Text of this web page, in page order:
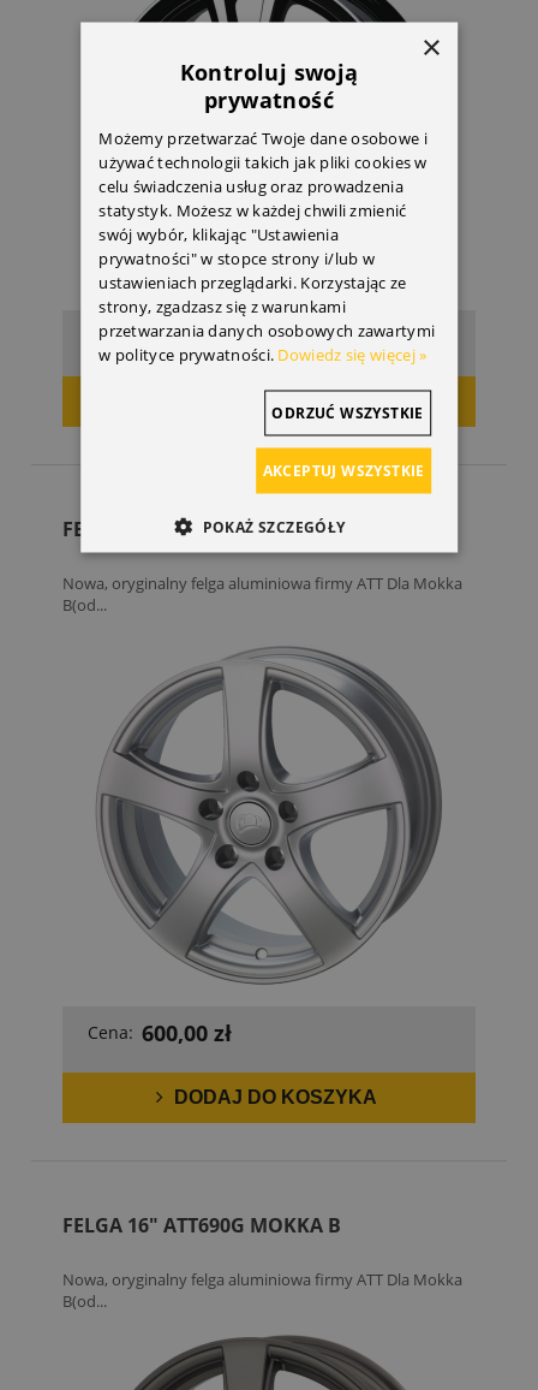
Cena: 680,00 zł
DODAJ DO KOSZYKA
FELGA 16" ATT690 MOKKA B
Nowa, oryginalny felga aluminiowa firmy ATT Dla Mokka
B(od...
Cena: 600,00 zł
DODAJ DO KOSZYKA
FELGA 16" ATT690G MOKKA B
Nowa, oryginalny felga aluminiowa firmy ATT Dla Mokka
B(od...
×
Kontroluj swoją
prywatność
Możemy przetwarzać Twoje dane osobowe i
używać technologii takich jak pliki cookies w
celu świadczenia usług oraz prowadzenia
statystyk. Możesz w każdej chwili zmienić
swój wybór, klikając "Ustawienia
prywatności" w stopce strony i/lub w
ustawieniach przeglądarki. Korzystając ze
strony, zgadzasz się z warunkami
przetwarzania danych osobowych zawartymi
w polityce prywatności. Dowiedz się więcej »
AKCEPTUJ WSZYSTKIE
ODRZUĆ WSZYSTKIE
POKAŻ SZCZEGÓŁY